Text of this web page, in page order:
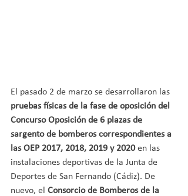
El pasado 2 de marzo se desarrollaron las
pruebas físicas de la fase de oposición del
Concurso Oposición de 6 plazas de
sargento de bomberos correspondientes a
las OEP 2017, 2018, 2019 y 2020 en las
instalaciones deportivas de la Junta de
Deportes de San Fernando (Cádiz). De
nuevo, el Consorcio de Bomberos de la